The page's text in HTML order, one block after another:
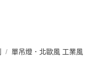
單吊燈．北歐風 工業風